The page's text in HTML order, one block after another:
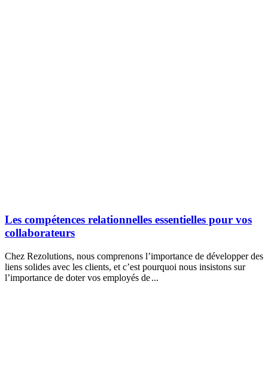
Les compétences relationnelles essentielles pour vos
collaborateurs
Chez Rezolutions, nous comprenons l’importance de développer des
liens solides avec les clients, et c’est pourquoi nous insistons sur
l’importance de doter vos employés de